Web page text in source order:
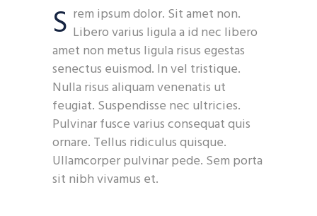
S rem ipsum dolor. Sit amet non.
Libero varius ligula a id nec libero
amet non metus ligula risus egestas
senectus euismod. In vel tristique.
Nulla risus aliquam venenatis ut
feugiat. Suspendisse nec ultricies.
Pulvinar fusce varius consequat quis
ornare. Tellus ridiculus quisque.
Ullamcorper pulvinar pede. Sem porta
sit nibh vivamus et.